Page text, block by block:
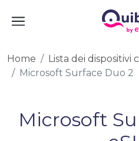
Home
Lista dei dispositivi
Microsoft Surface Duo 2
Microsoft